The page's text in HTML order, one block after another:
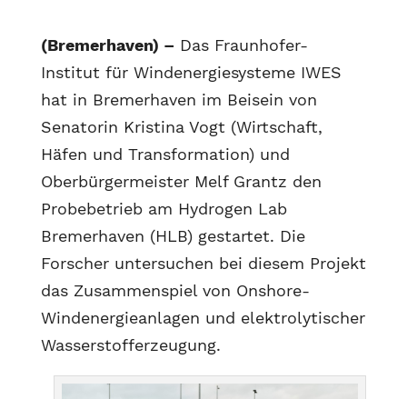
(Bremerhaven) – Das Fraunhofer-
Institut für Windenergiesysteme IWES
hat in Bremerhaven im Beisein von
Senatorin Kristina Vogt (Wirtschaft,
Häfen und Transformation) und
Oberbürgermeister Melf Grantz den
Probebetrieb am Hydrogen Lab
Bremerhaven (HLB) gestartet. Die
Forscher untersuchen bei diesem Projekt
das Zusammenspiel von Onshore-
Windenergieanlagen und elektrolytischer
Wasserstofferzeugung.